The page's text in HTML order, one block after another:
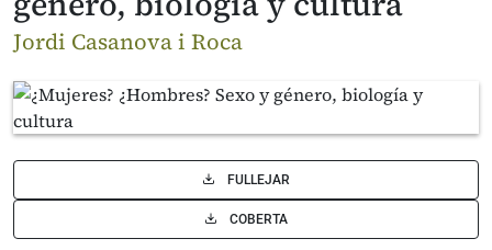
Jordi Casanova i Roca
FULLEJAR
COBERTA